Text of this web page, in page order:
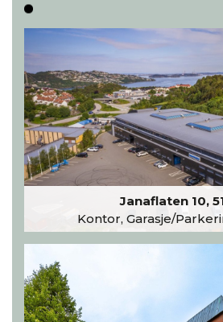
Janaflaten 10,
Kontor, Garasje/